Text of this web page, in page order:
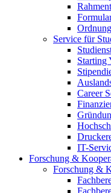
Service für
Starting
Career
IT-
Forschung &
Forschung &